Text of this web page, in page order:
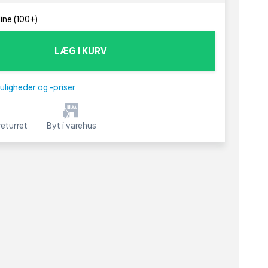
(100+)
LÆG I KURV
og -priser
Byt i varehus